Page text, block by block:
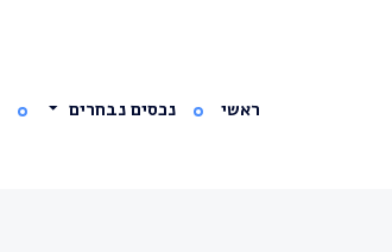
ראשי נכסים נבחרים